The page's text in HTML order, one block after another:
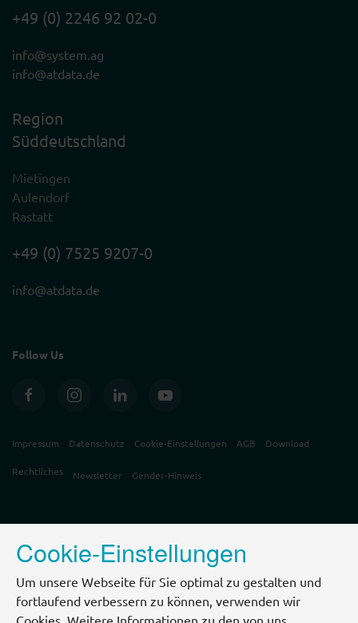
+49 (0) 2246 92 02-0
info@system.ag
info@atdata.de
Region
Süddeutschland
Mietingen
Aulendorf
Rastatt
+49 (0) 7525 9207-0
info@atdata.de
Follow Us
Impressum Datenschutz Cookie-Einstellungen AGB Download
Rechtliches Newsletter Gender-Hinweis
Cookie-Einstellungen
Um unsere Webseite für Sie optimal zu gestalten und
fortlaufend verbessern zu können, verwenden wir
Cookies. Weitere Informationen zu den von uns